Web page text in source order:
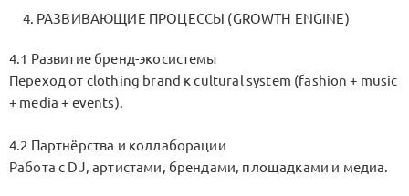
РАЗВИВАЮЩИЕ ПРОЦЕССЫ (GROWTH ENGINE)
4.1 Развитие бренд-экосистемы
Переход от clothing brand к cultural system (fashion + music
+ media + events).
4.2 Партнёрства и коллаборации
Работа с DJ, артистами, брендами, площадками и медиа.